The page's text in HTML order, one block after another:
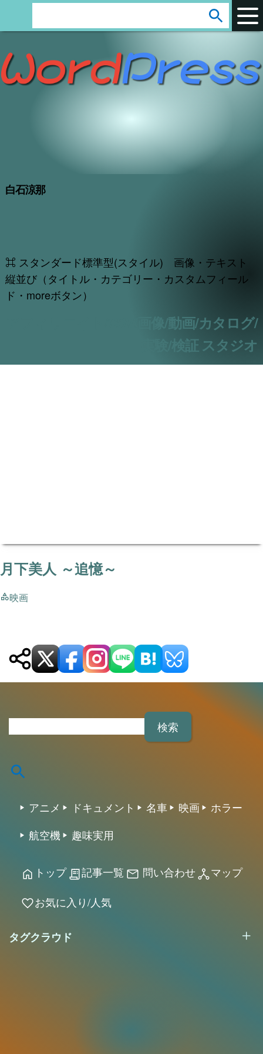
白石涼那
⌘ スタンダード標準型(スタイル) 画像・テキスト
縦並び（タイトル・カテゴリー・カスタムフィール
ド・moreボタン）
アフィリエイト/CSV/画像/動画/カタログ/
実験/検証 スタジオ
e
r
arrow_circle_down
月下美人 ～追憶～
映画
アニメ ドキュメント 名車 映画
ホラー
航空機
趣味実用
home トップreceipt_long記事一覧 mail 問い合わせnetwork_nodeマップ
favoriteお気に入り/人気
タグクラウド